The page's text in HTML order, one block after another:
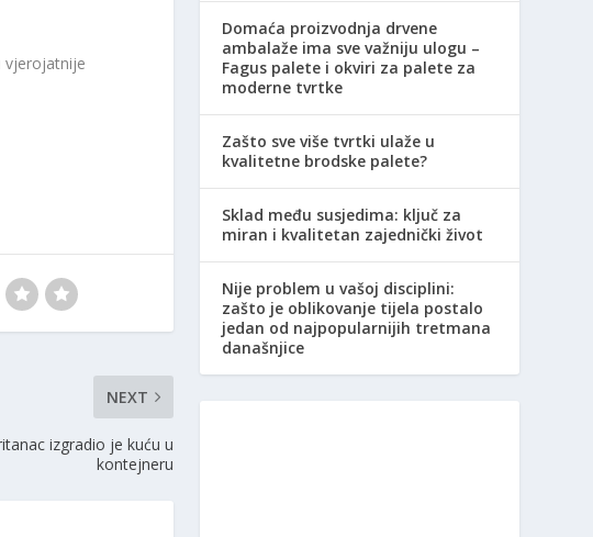
vjerojatnije
NEXT
izgradio je kuću u
kontejneru
Domaća proizvodnja drvene
ambalaže ima sve važniju ulogu –
Fagus palete i okviri za palete za
moderne tvrtke
Zašto sve više tvrtki ulaže u
kvalitetne brodske palete?
Sklad među susjedima: ključ za
miran i kvalitetan zajednički život
Nije problem u vašoj disciplini:
zašto je oblikovanje tijela postalo
jedan od najpopularnijih tretmana
današnjice